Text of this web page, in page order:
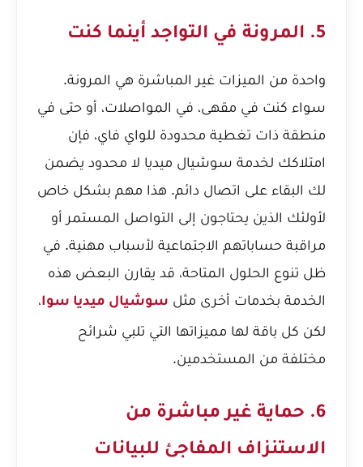
5. المرونة في التواجد أينما كنت
واحدة من الميزات غير المباشرة هي المرونة.
سواء كنت في مقهى، في المواصلات، أو حتى في
منطقة ذات تغطية محدودة للواي فاي، فإن
امتلاكك لخدمة سوشيال ميديا لا محدود يضمن
لك البقاء على اتصال دائم. هذا مهم بشكل خاص
لأولئك الذين يحتاجون إلى التواصل المستمر أو
مراقبة حساباتهم الاجتماعية لأسباب مهنية. في
ظل تنوع الحلول المتاحة، قد يقارن البعض هذه
الخدمة بخدمات أخرى مثل سوشيال ميديا سوا،
لكن كل باقة لها مميزاتها التي تلبي شرائح
مختلفة من المستخدمين.
6. حماية غير مباشرة من
الاستنزاف المفاجئ للبيانات